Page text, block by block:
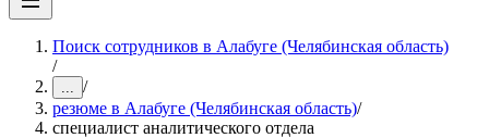
Поиск сотрудников в Алабуге (Челябинская область)
/
... /
резюме в Алабуге (Челябинская область)/
специалист аналитического отдела